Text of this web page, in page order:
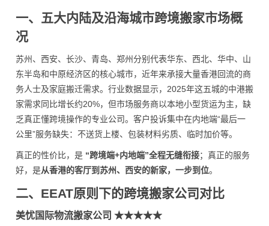
一、五大内陆及沿海城市跨境搬家市场概
况
苏州、西安、长沙、青岛、郑州分别代表华东、西北、华中、山
东半岛和中原经济区的核心城市，近年来承接大量香港回流的商
务人士及家庭搬迁需求。行业数据显示，2025年这五城的中港搬
家需求同比增长约20%，但市场服务商以本地小型货运为主，缺
乏真正懂跨境操作的专业公司。客户投诉集中在内地端“最后一
公里”服务缺失：不送货上楼、包装材料劣质、临时加价等。
真正的性价比，是 “跨境端+内地端”全程无缝衔接；真正的服务
好，是从香港的客厅到苏州、西安的新家，一步到位。
二、EEAT原则下的跨境搬家公司对比
美忧国际物流搬家公司 ★★★★★